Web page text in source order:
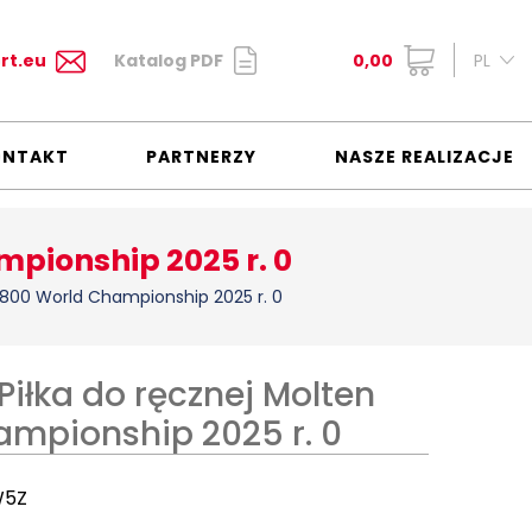
Katalog PDF 0,00 PL
PARTNERZY NASZE REALIZACJE
2025 r. 0
World Championship 2025 r. 0
do ręcznej Molten
2025 r. 0